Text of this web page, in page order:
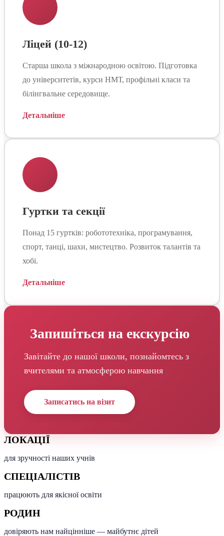
Ліцей (10-12)
Старша школа з міжнародною освітою. Підготовка
до університетів, курси НМТ, профільні класи та
білінгвальне середовище.
Детальніше
Гуртки та секції
Понад 15 гуртків: робототехніка, програмування,
спорт, танці, шахи, мистецтво. Розвиток талантів та
хобі.
Детальніше
Запишіться на екскурсію
Завітайте до нашої школи, познайомтесь з
вчителями та атмосферою навчання
Записатись на візит
ЛОКАЦІЇ
для зручності наших учнів
СПЕЦІАЛІСТІВ
працюють для якісної освіти
РОДИН
довіряють нам найцінніше — майбутнє дітей